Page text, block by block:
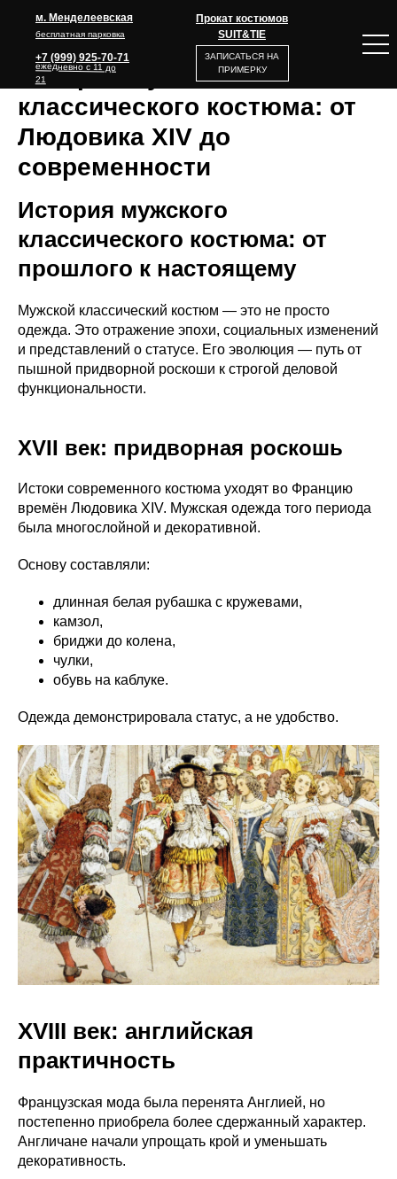
+7 (999) 925-70-71
ежедневно с 11 до
21
бесплатная парковка
м. Менделеевская
ЗАПИСАТЬСЯ НА
ПРИМЕРКУ
Прокат костюмов
SUIT&TIE
История мужского
классического костюма: от
Людовика XIV до
современности
История мужского
классического костюма: от
прошлого к настоящему
Мужской классический костюм — это не просто
одежда. Это отражение эпохи, социальных изменений
и представлений о статусе. Его эволюция — путь от
пышной придворной роскоши к строгой деловой
функциональности.
XVII век: придворная роскошь
Истоки современного костюма уходят во Францию
времён Людовика XIV. Мужская одежда того периода
была многослойной и декоративной.
Основу составляли:
длинная белая рубашка с кружевами,
камзол,
бриджи до колена,
чулки,
обувь на каблуке.
Одежда демонстрировала статус, а не удобство.
XVIII век: английская
практичность
Французская мода была перенята Англией, но
постепенно приобрела более сдержанный характер.
Англичане начали упрощать крой и уменьшать
декоративность.